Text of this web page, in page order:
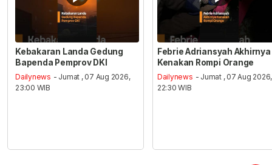
Kebakaran Landa Gedung
Bapenda Pemprov DKI
Dailynews - Jumat , 07 Aug 2026,
23:00 WIB
Febrie Adriansyah Akhirnya
Kenakan Rompi Orange
Dailynews - Jumat , 07 Aug 2026,
22:30 WIB